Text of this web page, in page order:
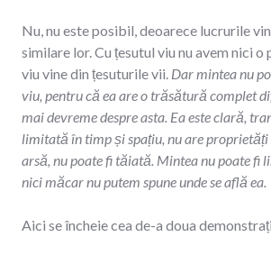
Nu, nu este posibil, deoarece lucrurile
similare lor. Cu țesutul viu nu avem nici
viu vine din țesuturile vii. Dar mintea nu
viu, pentru că ea are o trăsătură complet
mai devreme despre asta. Ea este clară,
limitată în timp și spațiu, nu are proprietăți
arsă, nu poate fi tăiată. Mintea nu poate fi
nici măcar nu putem spune unde se află ea.
Aici se încheie cea de-a doua